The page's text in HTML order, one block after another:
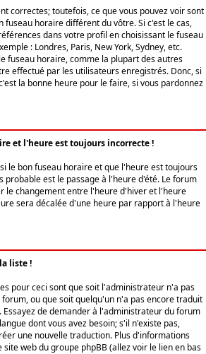
correctes; toutefois, ce que vous pouvez voir sont
fuseau horaire différent du vôtre. Si c'est le cas,
dans votre profil en choisissant le fuseau
: Londres, Paris, New York, Sydney, etc.
fuseau horaire, comme la plupart des autres
effectué par les utilisateurs enregistrés. Donc, si
la bonne heure pour le faire, si vous pardonnez
et l'heure est toujours incorrecte !
le bon fuseau horaire et que l'heure est toujours
probable est le passage à l'heure d'été. Le forum
le changement entre l'heure d'hiver et l'heure
sera décalée d'une heure par rapport à l'heure
liste !
pour ceci sont que soit l'administrateur n'a pas
ou que soit quelqu'un n'a pas encore traduit
de demander à l'administrateur du forum
dont vous avez besoin; s'il n'existe pas,
une nouvelle traduction. Plus d'informations
web du groupe phpBB (allez voir le lien en bas